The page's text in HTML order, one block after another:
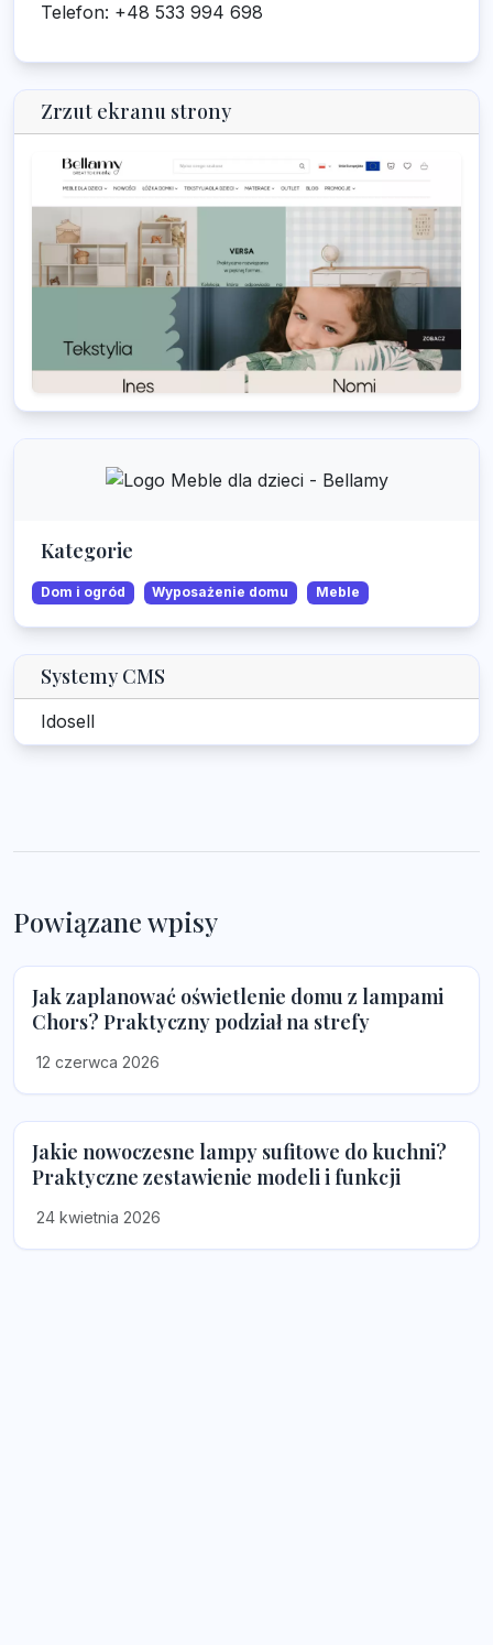
Telefon: +48 533 994 698
Zrzut ekranu strony
Kategorie
Dom i ogród Wyposażenie domu Meble
Systemy CMS
Idosell
Powiązane wpisy
Jak zaplanować oświetlenie domu z lampami
Chors? Praktyczny podział na strefy
12 czerwca 2026
Jakie nowoczesne lampy sufitowe do kuchni?
Praktyczne zestawienie modeli i funkcji
24 kwietnia 2026